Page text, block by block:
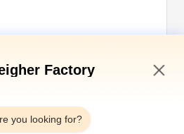
Factory
you looking for?